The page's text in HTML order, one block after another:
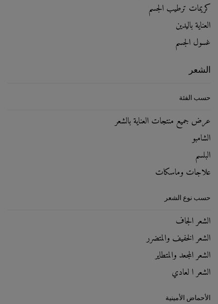
كريمات ترطيب الجسم
العناية باليدين
غسول الجسم
الشعر
حسب الفئة
عرض جميع منتجات العناية بالشعر
الشامبو
البلسم
علاجات وماسكات
حسب نوع الشعر
الشعر الجاف
الشعر الخفيف والمتضرر
الشعر المجعد والمتطاير
الشعر ا لعادي
الأحماض الأمينية